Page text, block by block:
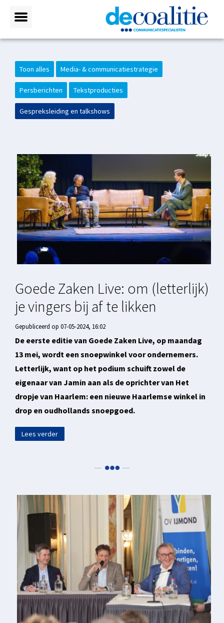
Toon alles Media- & communicatiestrategie
Persberichten Tekstproducties
Gespreksleiding en talkshows
Goede Zaken Live: om (letterlijk)
je vingers bij af te likken
Gepubliceerd op 07-05-2024, 16:02
De eerste editie van Goede Zaken Live, op maandag
13 mei, wordt een snoepwinkel voor ondernemers.
Letterlijk, want op het podium schuift zowel de
eigenaar van Jamin aan als de oprichter van Het
dropje van Haarlem: een nieuwe Haarlemse winkel in
drop en oudhollands snoepgoed.
Lees verder